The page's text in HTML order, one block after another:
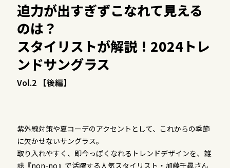
迫力が出すぎずこなれて見える
のは？
スタイリストが解説！2024トレ
ンドサングラス
Vol.2 【後編】
紫外線対策や夏コーデのアクセントとして、これからの季節
に欠かせないサングラス。
取り入れやすく、即今っぽくなれるトレンドデザインを、雑
誌『non-no』で活躍する人気スタイリスト・加藤千尋さん